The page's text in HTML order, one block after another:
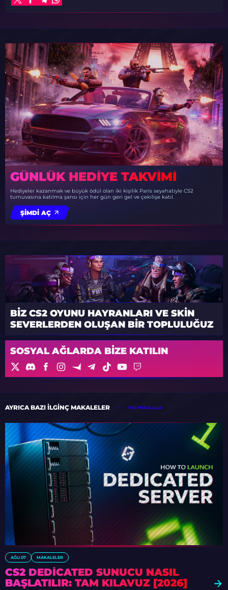
GÜNLÜK HEDIYE TAKVIMI
Hediyeler kazanmak ve büyük ödül olan iki kişilik Paris seyahatiyle CS2
turnuvasına katılma şansı için her gün geri gel ve çekilişe katıl.
ŞIMDI AÇ
BIZ CS2 OYUNU HAYRANLARI VE SKIN
SEVERLERDEN OLUŞAN BIR TOPLULUĞUZ
SOSYAL AĞLARDA BIZE KATILIN
AYRICA BAZI ILGINÇ MAKALELER TÜM MAKALELER
AĞU 07 MAKALELER
CS2 DEDICATED SUNUCU NASIL
BAŞLATILIR: TAM KILAVUZ [2026]